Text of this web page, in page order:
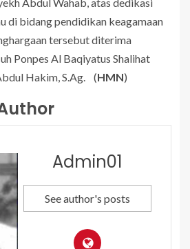
di bidang pendidikan keagamaan
tersebut diterima
Ponpes Al Baqiyatus Shalihat
Hakim, S.Ag. (HMN)
Admin01
See author's posts